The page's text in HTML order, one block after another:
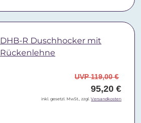
DHB-R Duschhocker mit
Rückenlehne
UVP 119,00 €
95,20 €
inkl. gesetzl. MwSt., zzgl.Versandkosten